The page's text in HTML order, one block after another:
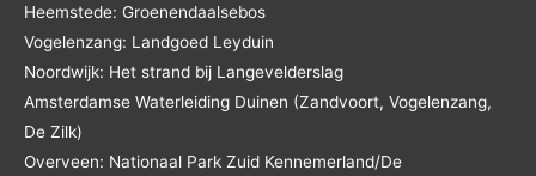
Heemstede: Groenendaalsebos
Vogelenzang: Landgoed Leyduin
Noordwijk: Het strand bij Langevelderslag
Amsterdamse Waterleiding Duinen (Zandvoort, Vogelenzang,
De Zilk)
Overveen: Nationaal Park Zuid Kennemerland/De